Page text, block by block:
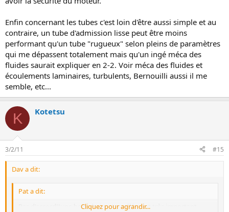
Enfin concernant les tubes c'est loin d'être aussi simple et au
contraire, un tube d'admission lisse peut être moins
performant qu'un tube "rugueux" selon pleins de paramètres
qui me dépassent totalement mais qu'un ingé méca des
fluides saurait expliquer en 2-2. Voir méca des fluides et
écoulements laminaires, turbulents, Bernouilli aussi il me
semble, etc...
K Kotetsu
3/2/11 #15
Dav a dit:
Pat a dit:
Pas d'accord!!une boite à air est un élément très important
Cliquez pour agrandir...